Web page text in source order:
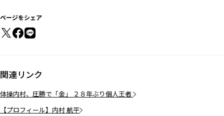
ページをシェア
関連リンク
体操内村、圧勝で「金」 ２８年ぶり個人王者
【プロフィール】内村 航平